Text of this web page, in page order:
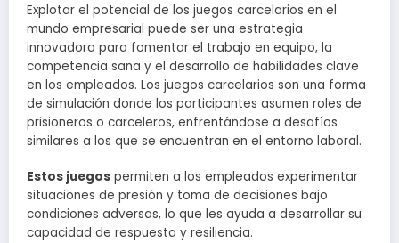
Explotar el potencial de los juegos carcelarios en el
mundo empresarial puede ser una estrategia
innovadora para fomentar el trabajo en equipo, la
competencia sana y el desarrollo de habilidades clave
en los empleados. Los juegos carcelarios son una forma
de simulación donde los participantes asumen roles de
prisioneros o carceleros, enfrentándose a desafíos
similares a los que se encuentran en el entorno laboral.
Estos juegos permiten a los empleados experimentar
situaciones de presión y toma de decisiones bajo
condiciones adversas, lo que les ayuda a desarrollar su
capacidad de respuesta y resiliencia.